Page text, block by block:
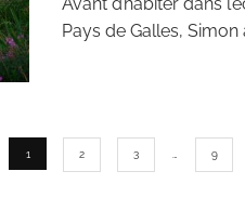
Pays de Galles,
1 2 3 … 9